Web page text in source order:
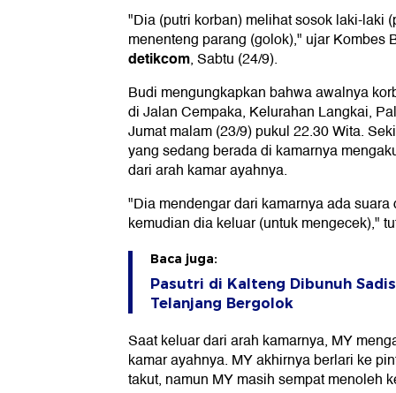
"Dia (putri korban) melihat sosok laki-laki
menenteng parang (golok)," ujar Kombes
detikcom, Sabtu (24/9).
Budi mengungkapkan bahwa awalnya
di Jalan Cempaka, Kelurahan Langkai,
Jumat malam (23/9) pukul 22.30 Wita.
yang sedang berada di kamarnya
dari arah kamar ayahnya.
"Dia mendengar dari kamarnya ada
kemudian dia keluar (untuk mengecek),"
Baca juga:
Pasutri di Kalteng Dibunuh
Telanjang Bergolok
Saat keluar dari arah kamarnya, MY
kamar ayahnya. MY akhirnya berlari ke
takut, namun MY masih sempat menoleh